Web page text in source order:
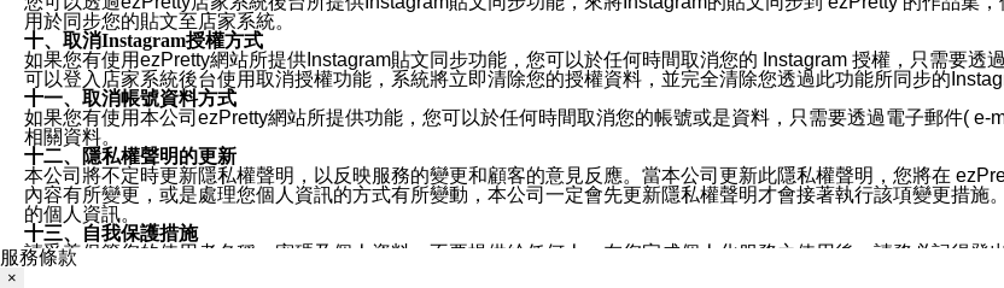
用於同步您的貼文至店家系統。
十、取消Instagram授權方式
如果您有使用ezPretty網站所提供Instagram貼文同步功能，您可以於任何時間取消您的 Instagram 授權，只需要
可以登入店家系統後台使用取消授權功能，系統將立即清除您的授權資料，並完全清除您透過此功能所同步的
十一、取消帳號資料方式
如果您有使用本公司ezPretty網站所提供功能，您可以於任何時間取消您的帳號或是資料，只需要透過電子郵件( e-
相關資料。
十二、隱私權聲明的更新
本公司將不定時更新隱私權聲明，以反映服務的變更和顧客的意見反應。當本公司更新此隱私權聲明，您將在
內容有所變更，或是處理您個人資訊的方式有所變動，本公司一定會先更新隱私權聲明才會接著執行該項變更措
的個人資訊。
十三、自我保護措施
請妥善保管您的使用者名稱、密碼及個人資料，不要提供給任何人。在您完成個人化服務之使用後，請務必記得
窗，以防止他人讀取您的個人資料、信件或進入所機關管理區。
服務條款
×